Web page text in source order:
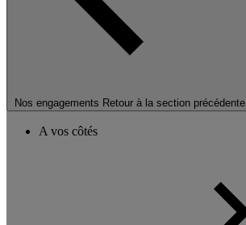
Nos engagements Retour à la section précédente
A vos côtés